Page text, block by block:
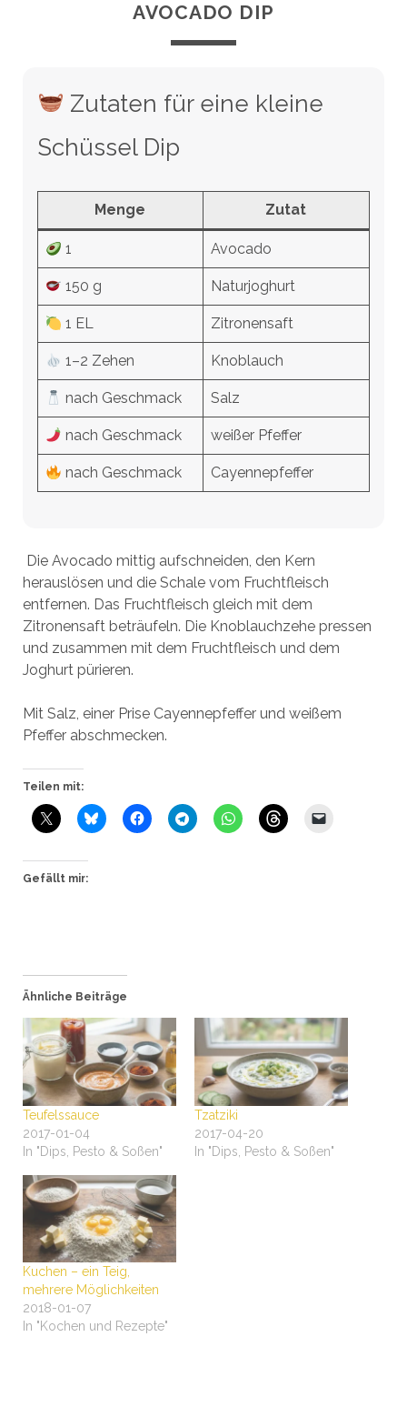
AVOCADO DIP
Zutaten für eine kleine
Schüssel Dip
Menge Zutat
1 Avocado
150 g Naturjoghurt
1 EL Zitronensaft
1–2 Zehen Knoblauch
nach Geschmack Salz
nach Geschmack weißer Pfeffer
nach Geschmack Cayennepfeffer
Die Avocado mittig aufschneiden, den Kern
herauslösen und die Schale vom Fruchtfleisch
entfernen. Das Fruchtfleisch gleich mit dem
Zitronensaft beträufeln. Die Knoblauchzehe pressen
und zusammen mit dem Fruchtfleisch und dem
Joghurt pürieren.
Mit Salz, einer Prise Cayennepfeffer und weißem
Pfeffer abschmecken.
Teilen mit:
Gefällt mir:
Ähnliche Beiträge
Teufelssauce
2017-01-04
In "Dips, Pesto & Soßen"
Tzatziki
2017-04-20
In "Dips, Pesto & Soßen"
Kuchen – ein Teig,
mehrere Möglichkeiten
2018-01-07
In "Kochen und Rezepte"